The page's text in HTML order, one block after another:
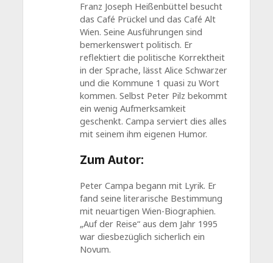
Franz Joseph Heißenbüttel besucht
das Café Prückel und das Café Alt
Wien. Seine Ausführungen sind
bemerkenswert politisch. Er
reflektiert die politische Korrektheit
in der Sprache, lässt Alice Schwarzer
und die Kommune 1 quasi zu Wort
kommen. Selbst Peter Pilz bekommt
ein wenig Aufmerksamkeit
geschenkt. Campa serviert dies alles
mit seinem ihm eigenen Humor.
Zum Autor:
Peter Campa begann mit Lyrik. Er
fand seine literarische Bestimmung
mit neuartigen Wien-Biographien.
„Auf der Reise“ aus dem Jahr 1995
war diesbezüglich sicherlich ein
Novum.